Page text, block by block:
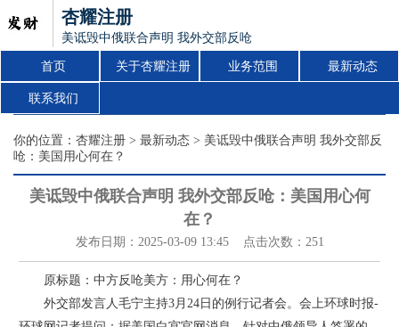
杏耀注册
美诋毁中俄联合声明 我外交部反呛：美国用心何在？
首页 关于杏耀注册 业务范围 最新动态
联系我们
你的位置： 杏耀注册 > 最新动态 > 美诋毁中俄联合声明 我外交部反
呛：美国用心何在？
美诋毁中俄联合声明 我外交部反呛：美国用心何
在？
发布日期：2025-03-09 13:45 点击次数：251
原标题：中方反呛美方：用心何在？
外交部发言人毛宁主持3月24日的例行记者会。会上环球时报-